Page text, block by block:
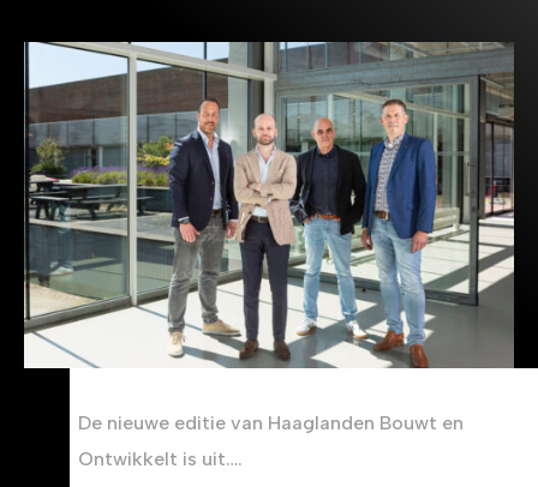
De nieuwe editie van Haaglanden Bouwt en
Ontwikkelt is uit….